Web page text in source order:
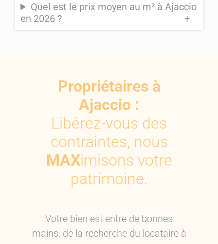
Quel est le prix moyen au m² à Ajaccio
en 2026 ?
+
Propriétaires à
Ajaccio :
Libérez-vous des
contraintes, nous
MAXimisons votre
patrimoine.
Votre bien est entre de bonnes
mains, de la recherche du locataire à